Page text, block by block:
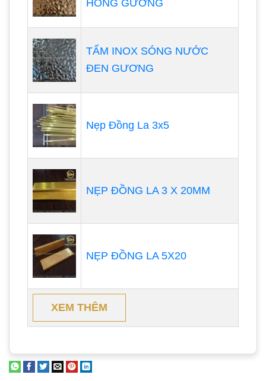
HỒNG GƯƠNG
TẤM INOX SÓNG NƯỚC
ĐEN GƯƠNG
Nẹp Đồng La 3x5
NẸP ĐỒNG LA 3 X 20MM
NẸP ĐỒNG LA 5X20
XEM THÊM